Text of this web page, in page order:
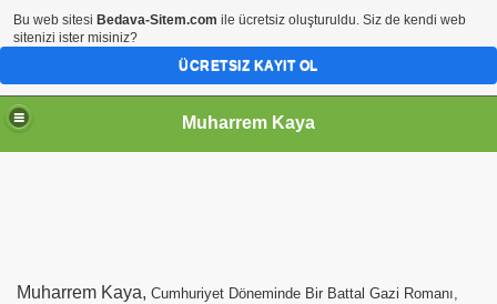
Muharrem Kaya
Muharrem Kaya, Cumhuriyet Döneminde Bir Battal Gazi Romanı,
Bu web sitesi Bedava-Sitem.com ile ücretsiz oluşturuldu. Siz de kendi web
sitenizi ister misiniz?
ÜCRETSIZ KAYIT OL